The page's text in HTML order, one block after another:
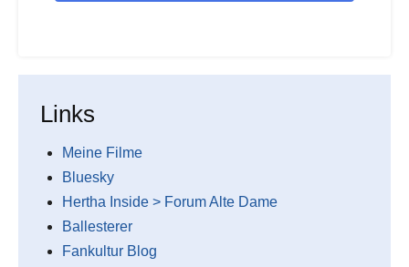
Links
Meine Filme
Bluesky
Hertha Inside > Forum Alte Dame
Ballesterer
Fankultur Blog